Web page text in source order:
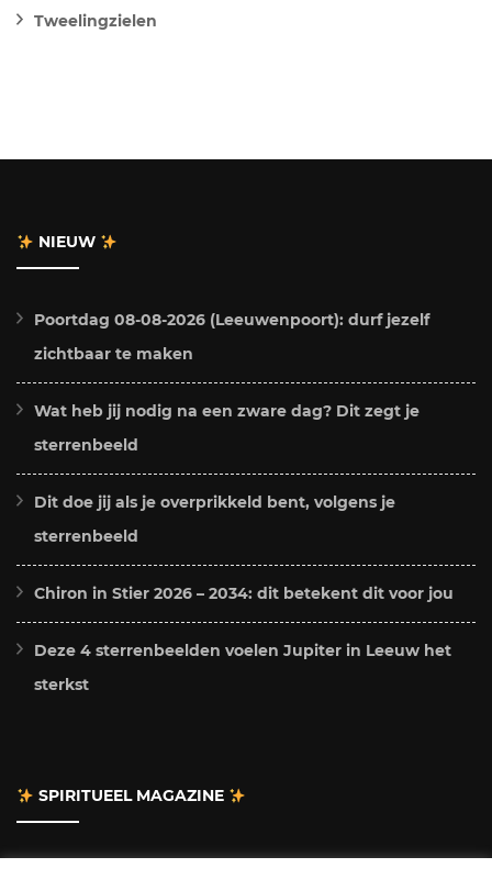
Tweelingzielen
NIEUW
Poortdag 08-08-2026 (Leeuwenpoort): durf jezelf
zichtbaar te maken
Wat heb jij nodig na een zware dag? Dit zegt je
sterrenbeeld
Dit doe jij als je overprikkeld bent, volgens je
sterrenbeeld
Chiron in Stier 2026 – 2034: dit betekent dit voor jou
Deze 4 sterrenbeelden voelen Jupiter in Leeuw het
sterkst
SPIRITUEEL MAGAZINE